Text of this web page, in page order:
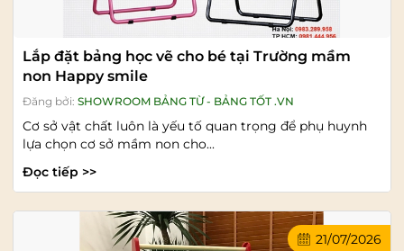
Lắp đặt bảng học vẽ cho bé tại Trường mầm
non Happy smile
Đăng bởi: SHOWROOM BẢNG TỪ - BẢNG TỐT .VN
Cơ sở vật chất luôn là yếu tố quan trọng để phụ huynh
lựa chọn cơ sở mầm non cho...
Đọc tiếp >>
21/07/2026